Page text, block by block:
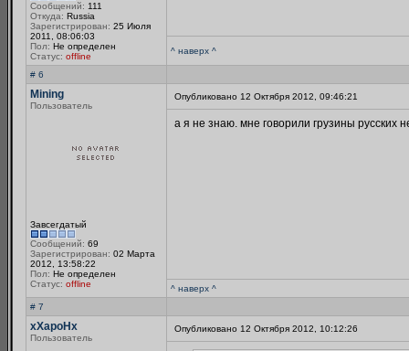
Сообщений: 111
Откуда: Russia
Зарегистрирован: 25 Июля
2011, 08:06:03
Пол: Не определен
Статус: offline
^ наверх ^
# 6
Mining
Пользователь
Завсегдатый
Сообщений: 69
Зарегистрирован: 02 Марта
2012, 13:58:22
Пол: Не определен
Статус: offline
Опубликовано 12 Октября 2012, 09:46:21
а я не знаю. мне говорили грузины русских
^ наверх ^
# 7
xXapoHx
Пользователь
Опубликовано 12 Октября 2012, 10:12:26